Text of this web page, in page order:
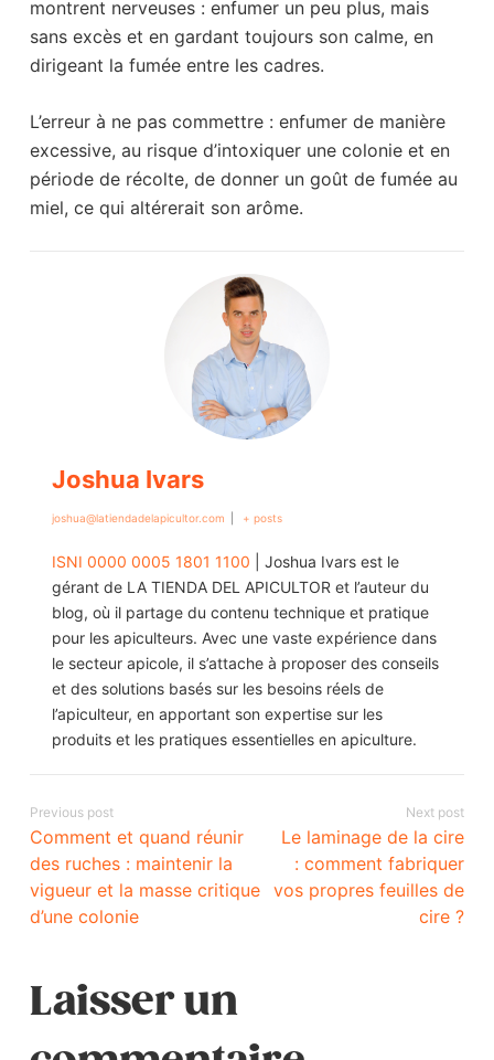
montrent nerveuses : enfumer un peu plus, mais
sans excès et en gardant toujours son calme, en
dirigeant la fumée entre les cadres.
L’erreur à ne pas commettre : enfumer de manière
excessive, au risque d’intoxiquer une colonie et en
période de récolte, de donner un goût de fumée au
miel, ce qui altérerait son arôme.
Joshua Ivars
joshua@latiendadelapicultor.com + posts
ISNI 0000 0005 1801 1100 | Joshua Ivars est le
gérant de LA TIENDA DEL APICULTOR et l’auteur du
blog, où il partage du contenu technique et pratique
pour les apiculteurs. Avec une vaste expérience dans
le secteur apicole, il s’attache à proposer des conseils
et des solutions basés sur les besoins réels de
l’apiculteur, en apportant son expertise sur les
produits et les pratiques essentielles en apiculture.​
Previous post
Comment et quand réunir
des ruches : maintenir la
vigueur et la masse critique
d’une colonie
Next post
Le laminage de la cire
: comment fabriquer
vos propres feuilles de
cire ?
Laisser un